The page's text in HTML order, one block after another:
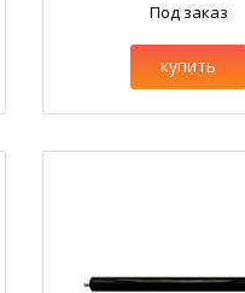
Под заказ
купить